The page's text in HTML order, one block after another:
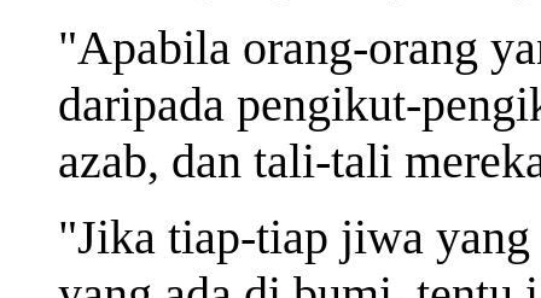
"Apabila orang-orang
daripada pengikut-
azab, dan tali-tali
"Jika tiap-tiap jiwa